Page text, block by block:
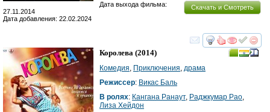
Скачать и Смотреть
Дата выхода фильма:
27.11.2014
Дата добавления: 22.02.2024
смотреть
Королева (2014)
Комедия, Приключения, драма
Режиссер: Викас Баль
В ролях: Кангана Ранаут, Раджкумар Рао,
Лиза Хейдон